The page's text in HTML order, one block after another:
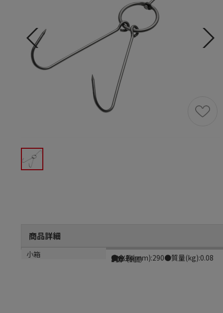
商品詳細
商品説明
●全長(mm):290●質量(kg):0.08
メーカー品番
BNK24
材質
SUS
小箱
1個（1個）